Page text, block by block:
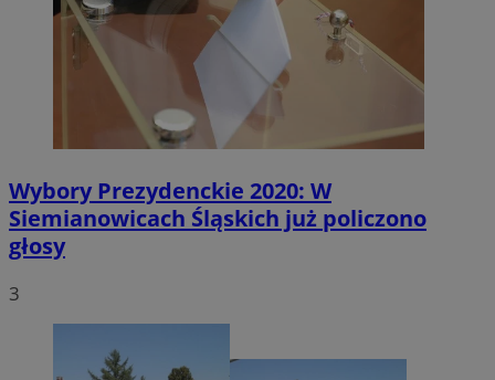
Wybory Prezydenckie 2020: W
Siemianowicach Śląskich już policzono
głosy
3